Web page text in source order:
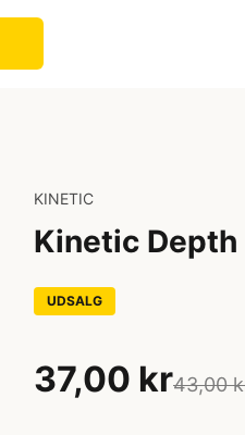
KINETIC
Kinetic Depth
UDSALG
37,00 kr43,00